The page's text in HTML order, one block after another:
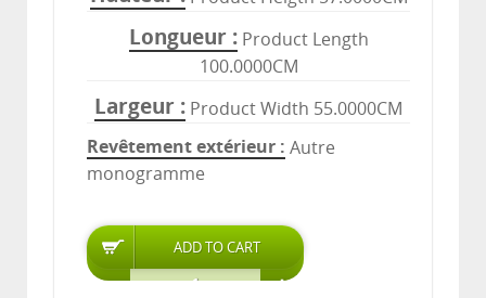
Longueur
Product Length
100.0000CM
Largeur
Product Width 55.0000CM
Revêtement extérieur
Autre
monogramme